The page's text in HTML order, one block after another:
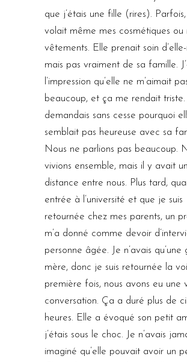
que j’étais une fille (rires).
volait même mes cosmétiques ou
vêtements. Elle prenait soin
mais pas vraiment de sa famille.
l’impression qu’elle ne m’aimait
beaucoup, et ça me rendait triste.
demandais sans cesse pourquoi
semblait pas heureuse avec sa
Nous ne parlions pas beaucoup.
vivions ensemble, mais il y avait
distance entre nous. Plus tard,
entrée à l’université et que je suis
retournée chez mes parents, un
m’a donné comme devoir
personne âgée. Je n’avais qu’une
mère, donc je suis retournée la
première fois, nous avons eu une
conversation. Ça a duré plus de
heures. Elle a évoqué son petit
j’étais sous le choc. Je n’avais
imaginé qu’elle pouvait avoir un